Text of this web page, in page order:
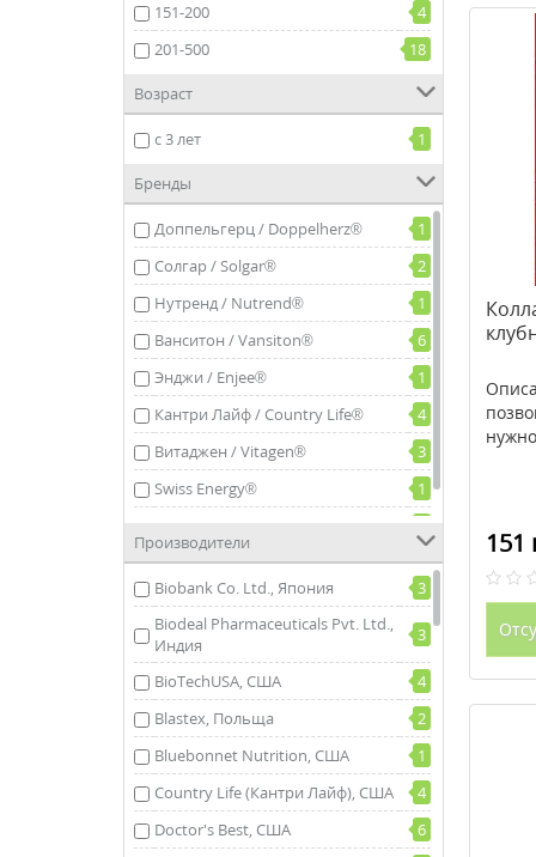
151-200
4
201-500
18
Возраст
с 3 лет 1
Бренды
Доппельгерц / Doppelherz®
1
Солгар / Solgar®
2
Нутренд / Nutrend®
1
Ванситон / Vansiton®
6
Энджи / Enjee®
1
Кантри Лайф / Country Life®
4
Витаджен / Vitagen®
3
Swiss Energy®
1
Производители
Biobank Co. Ltd., Япония
3
Biodeal Pharmaceuticals Pvt. Ltd.,
Индия
3
BioTechUSA, США
4
Blastex, Польща
2
Bluebonnet Nutrition, США
1
Country Life (Кантри Лайф), США
4
Doctor's Best, США
6
151